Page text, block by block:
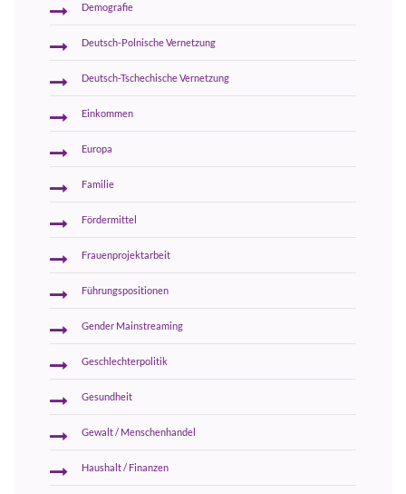
Demografie
Deutsch-Polnische Vernetzung
Deutsch-Tschechische Vernetzung
Einkommen
Europa
Familie
Fördermittel
Frauenprojektarbeit
Führungspositionen
Gender Mainstreaming
Geschlechterpolitik
Gesundheit
Gewalt / Menschenhandel
Haushalt / Finanzen